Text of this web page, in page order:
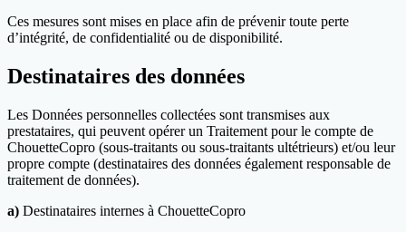
Ces mesures sont mises en place afin de prévenir toute perte
d’intégrité, de confidentialité ou de disponibilité.
Destinataires des données
Les Données personnelles collectées sont transmises aux
prestataires, qui peuvent opérer un Traitement pour le compte de
ChouetteCopro (sous-traitants ou sous-traitants ultétrieurs) et/ou leur
propre compte (destinataires des données également responsable de
traitement de données).
a) Destinataires internes à ChouetteCopro